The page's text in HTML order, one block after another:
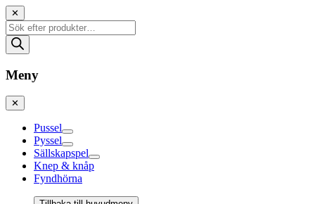
✕
Produktsökning
Meny
✕
Pussel
Pyssel
Sällskapspel
Knep & knåp
Fyndhörna